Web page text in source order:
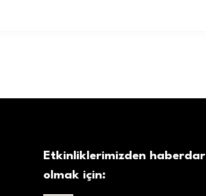
Etkinliklerimizden haberdar
olmak için: